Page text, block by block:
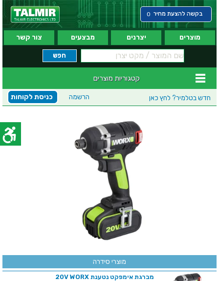
בקשה להצעת מחיר 0
מוצרים יצרנים מבצעים צור קשר
קטגוריות מוצרים
חדש בטלמיר? לחץ כאן כניסת לקוחות הרשמה
מוצרי סידרה
מברגת אימפקט נטענת 20V WORX